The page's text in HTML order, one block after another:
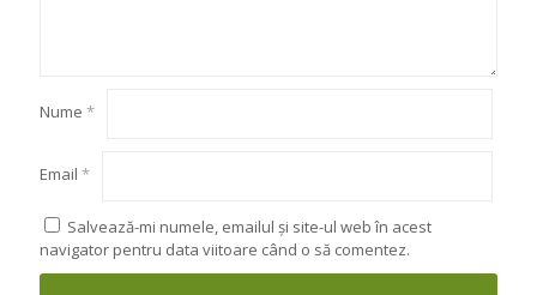
Nume *
Email *
Salvează-mi numele, emailul și site-ul web în acest
navigator pentru data viitoare când o să comentez.